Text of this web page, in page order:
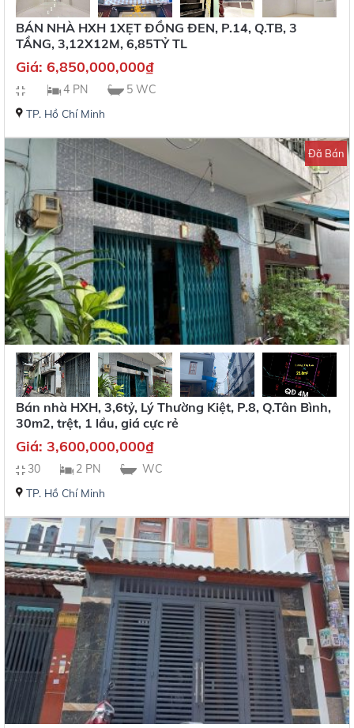
BÁN NHÀ HXH 1XẸT ĐỒNG ĐEN, P.14, Q.TB, 3
TẦNG, 3,12X12M, 6,85TỶ TL
Giá: 6,850,000,000₫
4 PN 5 WC
TP. Hồ Chí Minh
Đã Bán
Bán nhà HXH, 3,6tỷ, Lý Thường Kiệt, P.8, Q.Tân Bình,
30m2, trệt, 1 lầu, giá cực rẻ
Giá: 3,600,000,000₫
30 2 PN WC
TP. Hồ Chí Minh